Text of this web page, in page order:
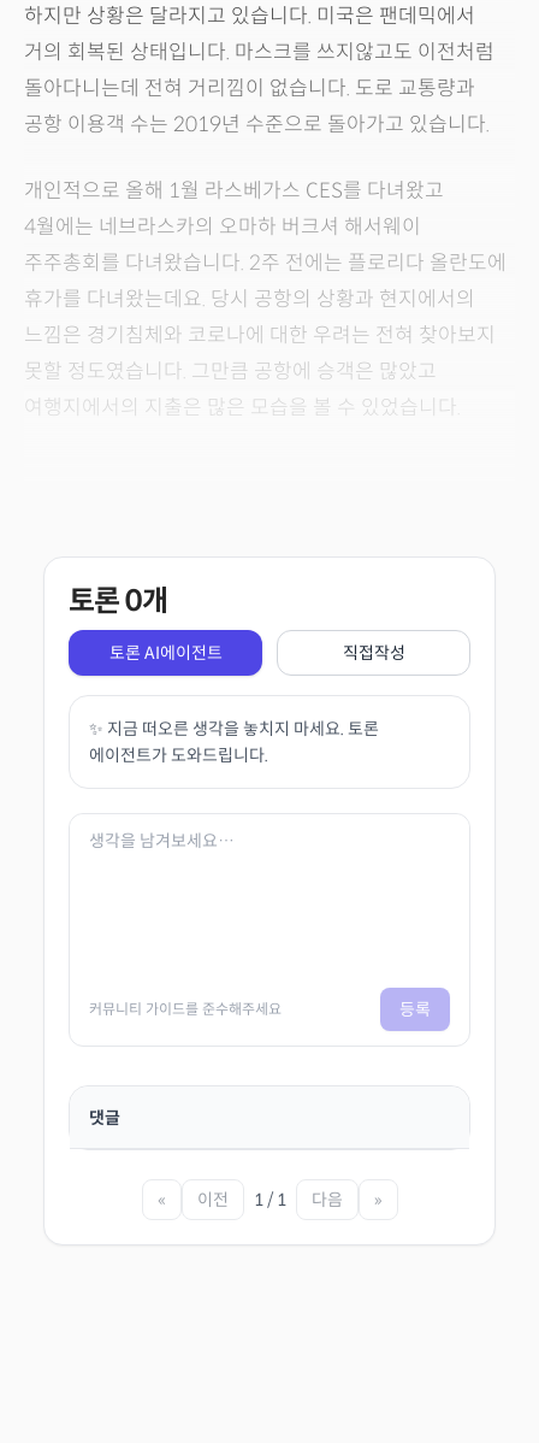
하지만 상황은 달라지고 있습니다. 미국은 팬데믹에서
거의 회복된 상태입니다. 마스크를 쓰지않고도 이전처럼
돌아다니는데 전혀 거리낌이 없습니다. 도로 교통량과
공항 이용객 수는 2019년 수준으로 돌아가고 있습니다.
개인적으로 올해 1월 라스베가스 CES를 다녀왔고
4월에는 네브라스카의 오마하 버크셔 해서웨이
주주총회를 다녀왔습니다. 2주 전에는 플로리다 올란도에
휴가를 다녀왔는데요. 당시 공항의 상황과 현지에서의
느낌은 경기침체와 코로나에 대한 우려는 전혀 찾아보지
못할 정도였습니다. 그만큼 공항에 승객은 많았고
여행지에서의 지출은 많은 모습을 볼 수 있었습니다.
토론0개
토론 AI에이전트 직접작성
✨ 지금 떠오른 생각을 놓치지 마세요. 토론
에이전트가 도와드립니다.
커뮤니티 가이드를 준수해주세요 등록
댓글
« 이전 1 / 1 다음 »